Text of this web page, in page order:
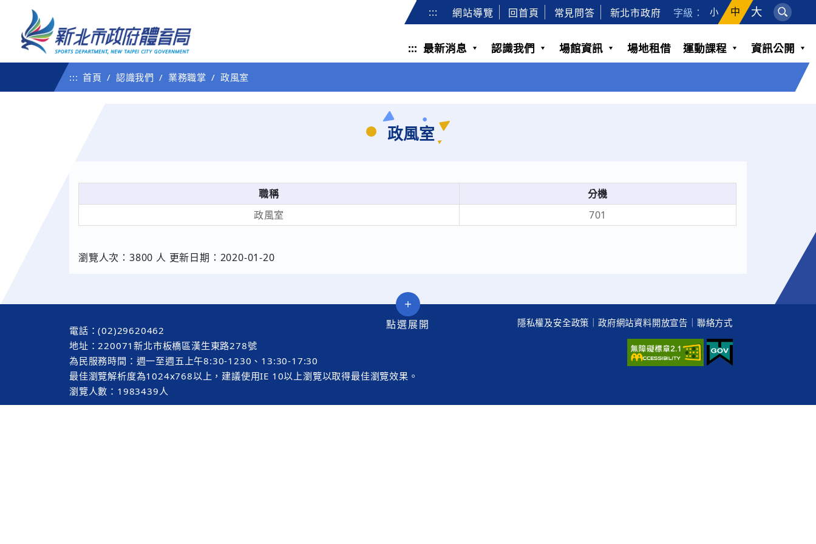
::: 網站導覽 回首頁 常見問答 新北市政府 字級： 小 中 大
::: 最新消息 認識我們 場館資訊 場地租借 運動課程 資訊公開
::: 首頁 認識我們 業務職掌 政風室
政風室
職稱
分機
政風室
701
瀏覽人次：3800 人 更新日期：2020-01-20
電話：(02)29620462
地址：220071新北市板橋區漢生東路278號
為民服務時間：週一至週五上午8:30-1230、13:30-17:30
最佳瀏覽解析度為1024x768以上，建議使用IE 10以上瀏覽以取得最佳瀏覽效果。
瀏覽人數：1983439人
隱私權及安全政策 政府網站資料開放宣告 聯絡方式